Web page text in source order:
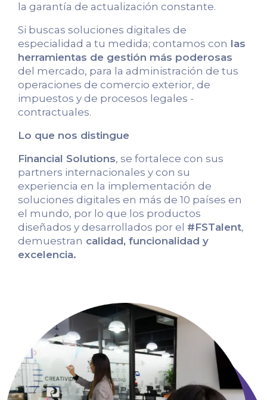
la garantía de actualización constante.
Si buscas soluciones digitales de
especialidad a tu medida; contamos con las
herramientas de gestión más poderosas
del mercado, para la administración de tus
operaciones de comercio exterior, de
impuestos y de procesos legales -
contractuales.
Lo que nos distingue
Financial Solutions, se fortalece con sus
partners internacionales y con su
experiencia en la implementación de
soluciones digitales en más de 10 países en
el mundo, por lo que los productos
diseñados y desarrollados por el #FSTalent,
demuestran calidad, funcionalidad y
excelencia.